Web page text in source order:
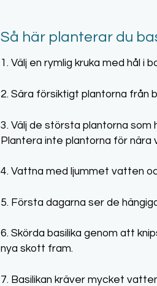
Så här planterar du
1. Välj en rymlig kruka med hål i
2. Sära försiktigt plantorna från
3. Välj de största plantorna som
Plantera inte plantorna för nära
4. Vattna med ljummet vatten
5. Första dagarna ser de
6. Skörda basilika genom att
nya skott fram.
7. Basilikan kräver mycket